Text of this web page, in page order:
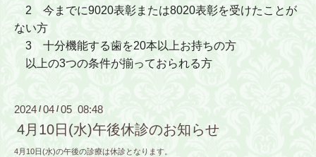
2 今までに9020表彰または8020表彰を受けたことが
ない方
3 十分機能する歯を20本以上お持ちの方
以上の3つの条件が揃っておられる方
2024 / 04 /05 08:48
4月10日(水)午後休診のお知らせ
4月10日(水)の午後の診療は休診となります。